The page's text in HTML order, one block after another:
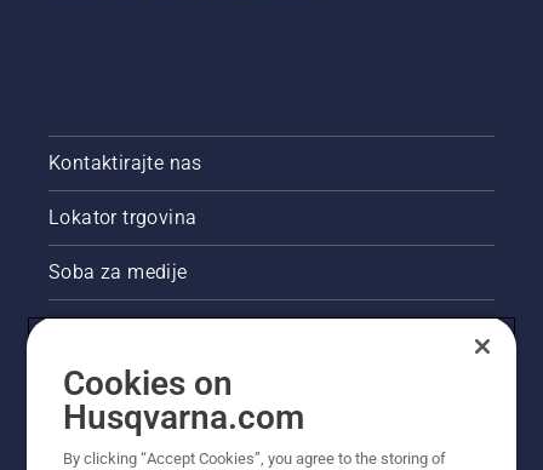
Kontaktirajte nas
Lokator trgovina
Soba za medije
Akcije
Pravne informacije o proizvodu
Ostale stranice tvrtke Husqvarna
Cookies on
Husqvarna.com
By clicking “Accept Cookies”, you agree to the storing of